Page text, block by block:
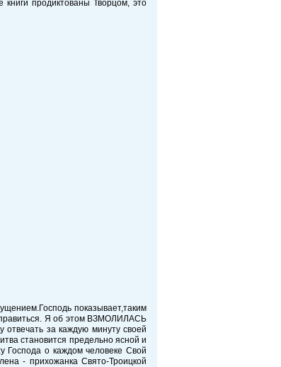
продиктованы Творцом, это
показывает,таким
Я об этом ВЗМОЛИЛАСЬ
за каждую минуту своей
становится предельно ясной и
Господа о каждом человеке Свой
- прихожанка Свято-Троицкой